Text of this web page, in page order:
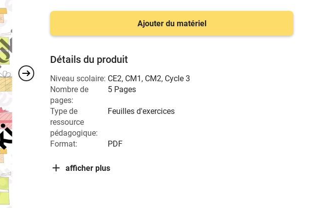
Ajouter du matériel
Détails du produit
Niveau scolaire: CE2, CM1 , CM2, Cycle 3
Nombre de
pages:
5 Pages
Type de
ressource
pédagogique:
Feuilles d'exercices
Format: PDF
afficher plus